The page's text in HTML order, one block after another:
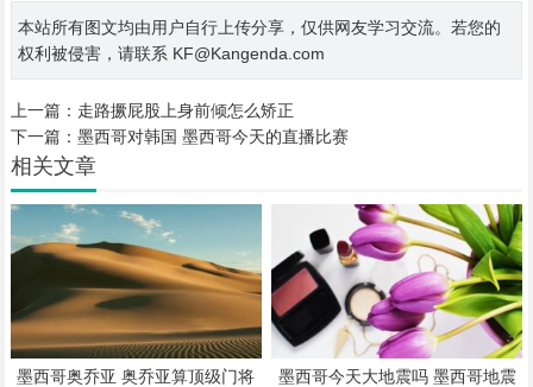
本站所有图文均由用户自行上传分享，仅供网友学习交流。若您的
权利被侵害，请联系 KF@Kangenda.com
上一篇： 走路撅屁股上身前倾怎么矫正
下一篇： 墨西哥对韩国 墨西哥今天的直播比赛
相关文章
墨西哥奥乔亚 奥乔亚算顶级门将
墨西哥今天大地震吗 墨西哥地震